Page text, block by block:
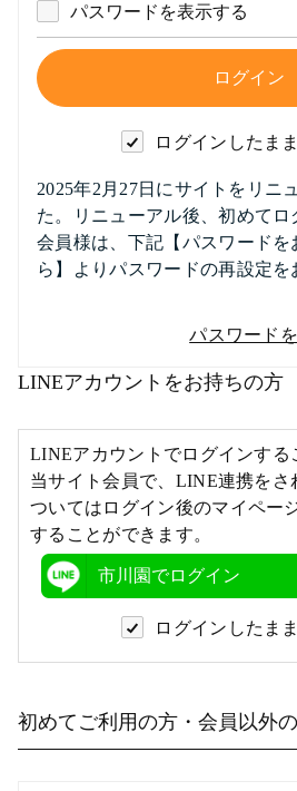
パスワードを表示する
ログインしたま
2025年2月27日にサイトをリニ
た。リニューアル後、初めてロ
会員様は、下記【パスワードを
ら】よりパスワードの再設定を
パスワード
LINEアカウントをお持ちの方
LINEアカウントでログインする
当サイト会員で、LINE連携をさ
ついてはログイン後のマイペー
することができます。
市川園でログイン
ログインしたま
初めてご利用の方・会員以外